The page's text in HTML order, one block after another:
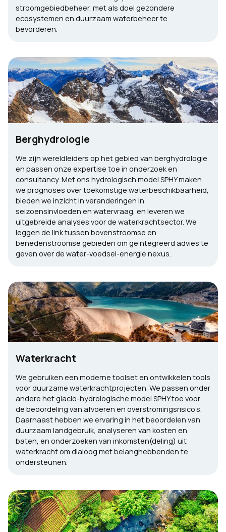
stroomgebiedbeheer, met als doel gezondere
ecosystemen en duurzaam waterbeheer te
bevorderen.
Berghydrologie
We zijn wereldleiders op het gebied van berghydrologie
en passen onze expertise toe in onderzoek en
consultancy. Met ons hydrologisch model SPHY maken
we prognoses over toekomstige waterbeschikbaarheid,
bieden we inzicht in veranderingen in
seizoensinvloeden en watervraag, en leveren we
uitgebreide analyses voor de waterkrachtsector. We
leggen de link tussen bovenstroomse en
benedenstroomse gebieden om geïntegreerd advies te
geven over de water-voedsel-energie nexus.
Waterkracht
We gebruiken een moderne toolset en ontwikkelen tools
voor duurzame waterkrachtprojecten. We passen onder
andere het glacio-hydrologische model SPHY toe voor
de beoordeling van afvoeren en overstromingsrisico’s.
Daarnaast hebben we ervaring in het beoordelen van
duurzaam landgebruik, analyseren van kosten en
baten, en onderzoeken van inkomsten(deling) uit
waterkracht om dialoog met belanghebbenden te
ondersteunen.